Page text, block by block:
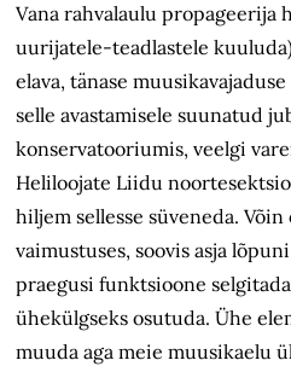
Vana rahvalaulu propageerija
uurijatele-teadlastele
elava, tänase
selle avastamisele suunatud
konservatooriumis, veelgi
Heliloojate Liidu
hiljem sellesse süveneda. Võin
vaimustuses, soovis asja
praegusi funktsioone
ühekülgseks osutuda. Ühe
muuda aga meie muusikaelu